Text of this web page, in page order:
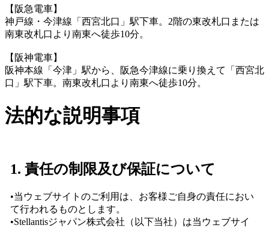
【阪急電車】
神戸線・今津線「西宮北口」駅下車。2階の東改札口または
南東改札口より南東へ徒歩10分。
【阪神電車】
阪神本線「今津」駅から、阪急今津線に乗り換えて「西宮北
口」駅下車。南東改札口より南東へ徒歩10分。
法的な説明事項
1. 責任の制限及び保証について
•当ウェブサイトのご利用は、お客様ご自身の責任におい
て行われるものとします。
•Stellantisジャパン株式会社（以下当社）は当ウェブサイ